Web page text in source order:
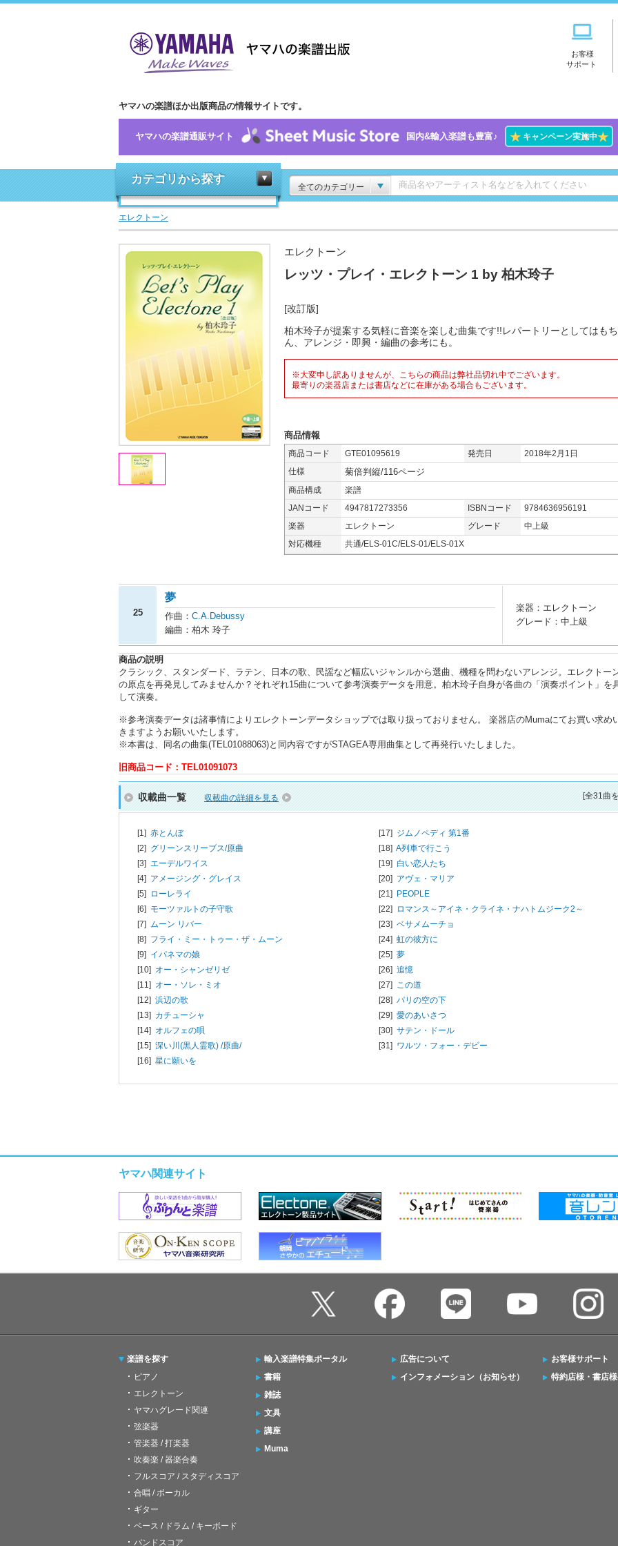
お客様
サポート
ヤマハの楽譜ほか出版商品の情報サイトです。
ヤマハの楽譜通販サイト 国内&輸入楽譜も豊富♪ ★キャンペーン実施中★
カテゴリから探す
全てのカテゴリー
エレクトーン
エレクトーン
レッツ・プレイ・エレクトーン 1 by 柏木玲子
[改訂版]
柏木玲子が提案する気軽に音楽を楽しむ曲集です!!レパートリーとしてはも
ん、アレンジ・即興・編曲の参考にも。
※大変申し訳ありませんが、こちらの商品は弊社品切れ中でございます。
最寄りの楽器店または書店などに在庫がある場合もございます。
商品情報
商品コード GTE01095619 発売日
2018年2月1日
仕様
菊倍判縦/116ページ
商品構成
楽譜
JANコード
4947817273356 ISBNコード
9784636956191
楽器
エレクトーン グレード
中上級
対応機種
共通/ELS-01C/ELS-01/ELS-01X
25
夢
作曲： C.A.Debussy
編曲：柏木 玲子
楽器：エレクトーン
グレード：中上級
商品の説明
クラシック、スタンダード、ラテン、日本の歌、民謡など幅広いジャンルから選曲、機種を問わないアレンジ。エレクトー
の原点を再発見してみませんか？それぞれ15曲について参考演奏データを用意。柏木玲子自身が各曲の「演奏ポイント」を
して演奏。
※参考演奏データは諸事情によりエレクトーンデータショップでは取り扱っておりません。 楽器店のMumaにてお買い求め
きますようお願いいたします。
※本書は、同名の曲集(TEL01088063)と同内容ですがSTAGEA専用曲集として再発行いたしました。
旧商品コード：TEL01091073
収載曲一覧 収載曲の詳細を見る [全31曲
[1] 赤とんぼ
[2] グリーンスリーブス/原曲
[3] エーデルワイス
[4] アメージング・グレイス
[5] ローレライ
[6] モーツァルトの子守歌
[7] ムーン リバー
[8] フライ・ミー・トゥー・ザ・ムーン
[9] イパネマの娘
[10] オー・シャンゼリゼ
[11] オー・ソレ・ミオ
[12] 浜辺の歌
[13] カチューシャ
[14] オルフェの唄
[15] 深い川(黒人霊歌) /原曲/
[16] 星に願いを
[17] ジムノペディ 第1番
[18] A列車で行こう
[19] 白い恋人たち
[20] アヴェ・マリア
[21] PEOPLE
[22] ロマンス～アイネ・クライネ・ナハトムジーク2～
[23] ベサメムーチョ
[24] 虹の彼方に
[25] 夢
[26] 追憶
[27] この道
[28] パリの空の下
[29] 愛のあいさつ
[30] サテン・ドール
[31] ワルツ・フォー・デビー
ヤマハ関連サイト
楽譜を探す
ピアノ
エレクトーン
ヤマハグレード関連
弦楽器
管楽器 / 打楽器
吹奏楽 / 器楽合奏
フルスコア / スタディスコア
合唱 / ボーカル
ギター
ベース / ドラム / キーボード
バンドスコア
輸入楽譜特集ポータル
書籍
雑誌
文具
講座
Muma
広告について
インフォメーション（お知らせ）
お客様サポート
特約店様・書店